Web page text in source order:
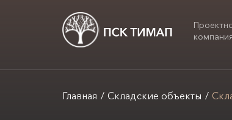
Главная Складские объекты